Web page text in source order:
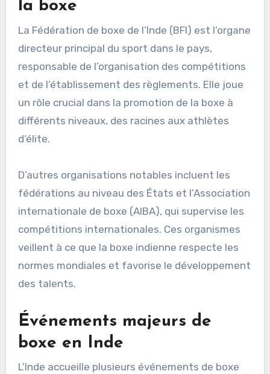
la boxe
La Fédération de boxe de l’Inde (BFI) est l’organe
directeur principal du sport dans le pays,
responsable de l’organisation des compétitions
et de l’établissement des règlements. Elle joue
un rôle crucial dans la promotion de la boxe à
différents niveaux, des racines aux athlètes
d’élite.
D’autres organisations notables incluent les
fédérations au niveau des États et l’Association
internationale de boxe (AIBA), qui supervise les
compétitions internationales. Ces organismes
veillent à ce que la boxe indienne respecte les
normes mondiales et favorise le développement
des talents.
Événements majeurs de
boxe en Inde
L’Inde accueille plusieurs événements de boxe